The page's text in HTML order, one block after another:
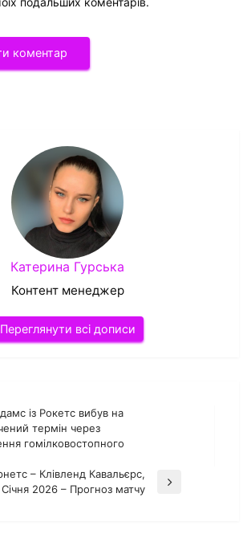
Катерина Гурська
Контент менеджер
Переглянути всі дописи
із Рокетс вибув на
термін через
гомілковостопного
– Клівленд Кавальєрс,
Січня 2026 – Прогноз матчу